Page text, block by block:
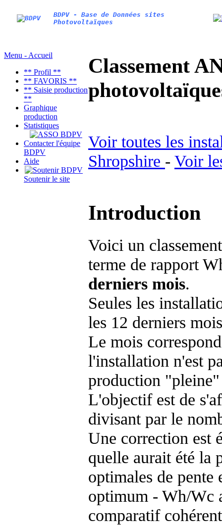
BDPV - Base de Données sites
Photovoltaïques
Menu - Accueil
** Profil **
** FAVORIS **
** Saisie production
**
Graphique
production
Statistiques
Contacter l'équipe
BDPV
Aide
Soutenir le site
Classement
Voir toutes les
Shropshire - Voir
Introduction
Voici un
terme de rapport
derniers mois.
Seules les
les 12 derniers
Le mois
l'installation n'est
production "pleine"
L'objectif est de
divisant par le
Une correction est
quelle aurait été la
optimales de
optimum - Wh/Wc
comparatif